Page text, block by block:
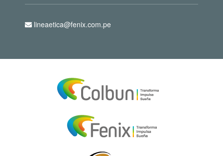
lineaetica@fenix.com.pe